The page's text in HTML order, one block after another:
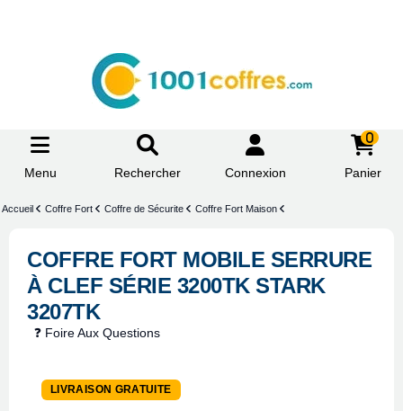
Menu Rechercher Connexion
0
Panier
Accueil Coffre Fort Coffre de Sécurite Coffre Fort Maison
COFFRE FORT MOBILE SERRURE
À CLEF SÉRIE 3200TK STARK
3207TK
❓ Foire Aux Questions
LIVRAISON GRATUITE